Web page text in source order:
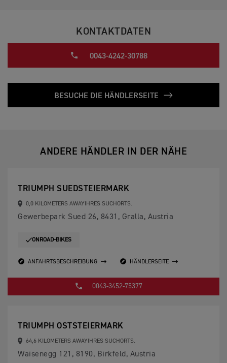
KONTAKTDATEN
0043-4242-30788
BESUCHE DIE HÄNDLERSEITE
ANDERE HÄNDLER IN DER NÄHE
TRIUMPH SUEDSTEIERMARK
0,0 KILOMETERS AWAYIHRES SUCHORTS.
Gewerbepark Sued 26, 8431, Gralla, Austria
ONROAD-BIKES
ANFAHRTSBESCHREIBUNG HÄNDLERSEITE
0043-3452-75377
TRIUMPH OSTSTEIERMARK
64,6 KILOMETERS AWAYIHRES SUCHORTS.
Waisenegg 121, 8190, Birkfeld, Austria